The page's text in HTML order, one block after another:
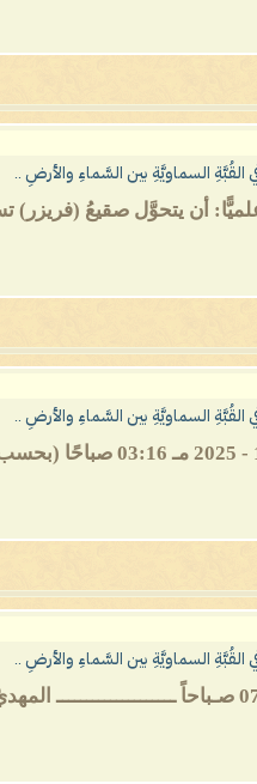
السماويَّةِ بين السَّماءِ والأرضِ ..
أن يتحوَّل صقيعُ
السماويَّةِ بين السَّماءِ والأرضِ ..
السماويَّةِ بين السَّماءِ والأرضِ ..